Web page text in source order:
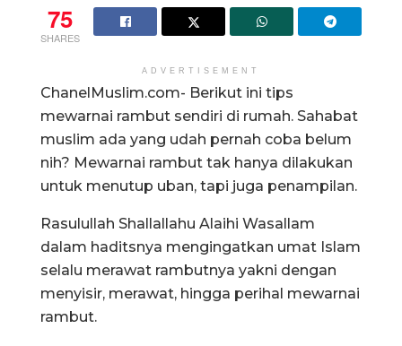
75
SHARES
ADVERTISEMENT
ChanelMuslim.com- Berikut ini tips
mewarnai rambut sendiri di rumah. Sahabat
muslim ada yang udah pernah coba belum
nih? Mewarnai rambut tak hanya dilakukan
untuk menutup uban, tapi juga penampilan.
Rasulullah Shallallahu Alaihi Wasallam
dalam haditsnya mengingatkan umat Islam
selalu merawat rambutnya yakni dengan
menyisir, merawat, hingga perihal mewarnai
rambut.